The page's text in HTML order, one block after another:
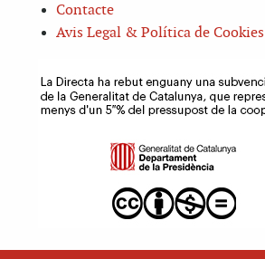
Contacte
Avis Legal & Política de Cookies